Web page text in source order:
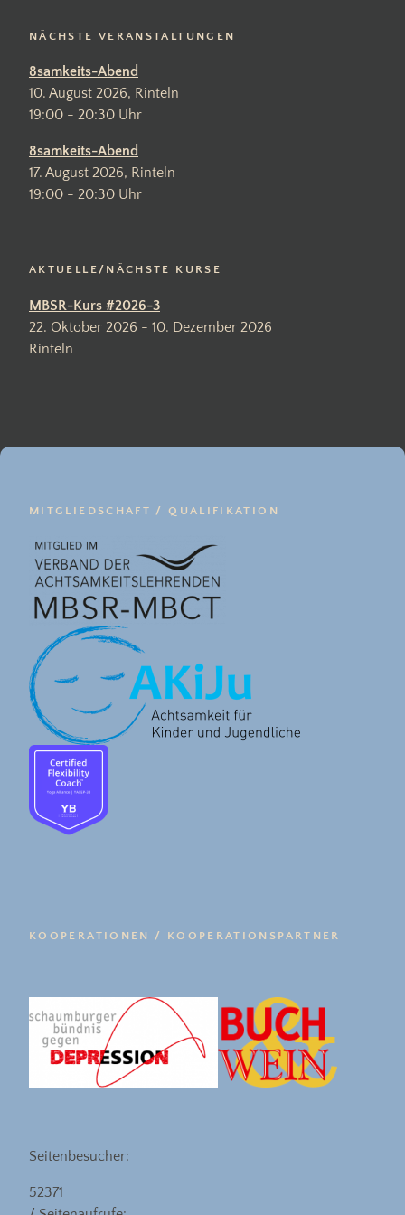
NÄCHSTE VERANSTALTUNGEN
8samkeits-Abend
10. August 2026, Rinteln
19:00 - 20:30 Uhr
8samkeits-Abend
17. August 2026, Rinteln
19:00 - 20:30 Uhr
AKTUELLE/NÄCHSTE KURSE
MBSR-Kurs #2026-3
22. Oktober 2026 - 10. Dezember 2026
Rinteln
MITGLIEDSCHAFT / QUALIFIKATION
KOOPERATIONEN / KOOPERATIONSPARTNER
Seitenbesucher:
52371